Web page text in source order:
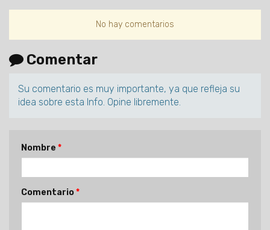
No hay comentarios
Comentar
Su comentario es muy importante, ya que refleja su
idea sobre esta Info. Opine libremente.
Nombre
Comentario